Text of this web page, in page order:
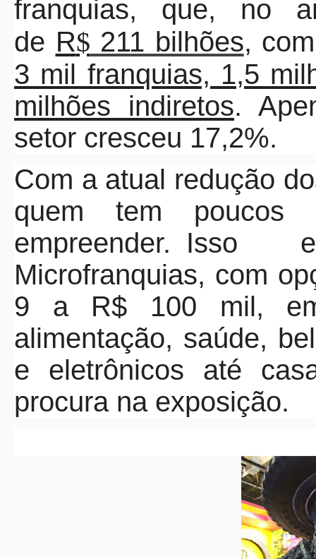
franquias, que, no
de R$ 211 bilhões,
3 mil franquias, 1,5
milhões indiretos.
setor cresceu 17,2%.
Com a atual redução
quem tem poucos
empreender. Isso
Microfranquias, com
9 a R$ 100 mil,
alimentação, saúde,
e eletrônicos até
procura na exposição.